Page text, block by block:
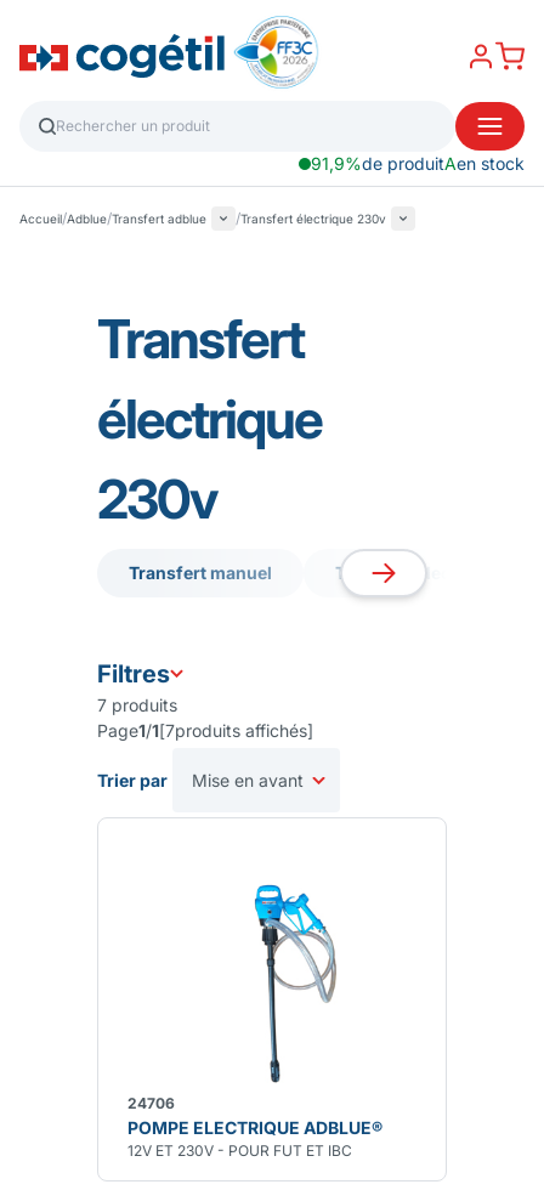
91,9%de produitAen stock
Accueil/Adblue/Transfert adblue /Transfert électrique 230v
Transfert
électrique
230v
Transfert manuel
Transfert électrique 12v/
Transfert électrique 12v/
Filtres
7 produits
Page1/1[7produits affichés]
Trier par
24706
POMPE ELECTRIQUE ADBLUE®
12V ET 230V - POUR FUT ET IBC